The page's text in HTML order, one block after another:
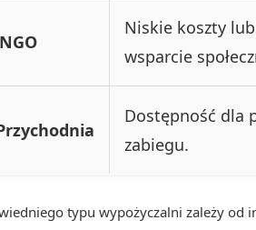
Niskie koszty
wsparcie
Dostępność dla
zabiegu.
typu wypożyczalni zależy od